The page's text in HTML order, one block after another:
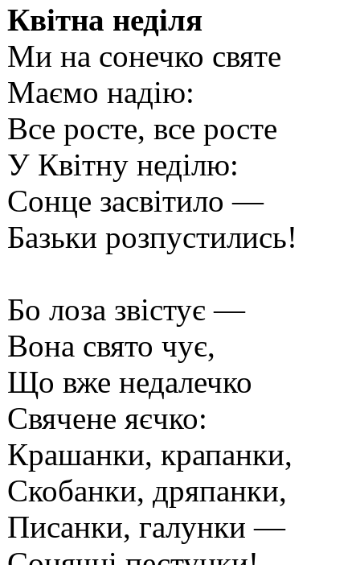
Квітна неділя
Ми на сонечко святе
Маємо надію:
Все росте, все росте
У Квітну неділю:
Сонце засвітило —
Базьки розпустились!
Бо лоза звістує —
Вона свято чує,
Що вже недалечко
Свячене яєчко:
Крашанки, крапанки,
Скобанки, дряпанки,
Писанки, галунки —